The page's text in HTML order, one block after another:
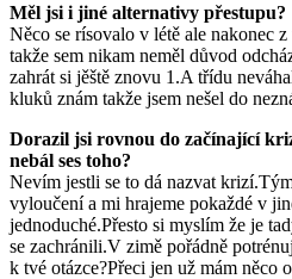
Měl jsi i jiné alternativy přestupu?
Něco se rísovalo v létě ale nakonec
takže sem nikam neměl důvod
zahrát si jěště znovu 1.A třídu
kluků znám takže jsem nešel do
Dorazil jsi rovnou do začínající
nebál ses toho?
Nevím jestli se to dá nazvat
vyloučení a mi hrajeme pokaždé v
jednoduché.Přesto si myslím že je
se zachránili.V zimě pořádně
k tvé otázce?Přeci jen už mám něco